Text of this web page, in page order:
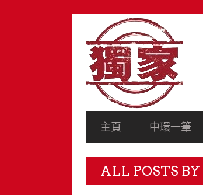
NAVIGATION
PRIMARY
NAVIGATION
主頁 中環一筆
ALL POSTS BY